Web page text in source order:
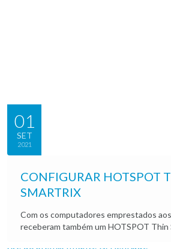
01
SET
2021
CONFIGURAR HOTSPOT
SMARTRIX
Com os computadores emprestados
receberam também um HOTSPOT Thin